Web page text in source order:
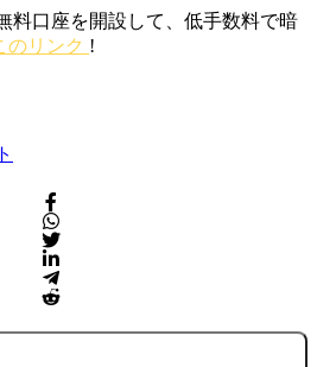
料口座を開設して、低手数料で暗
のリンク !